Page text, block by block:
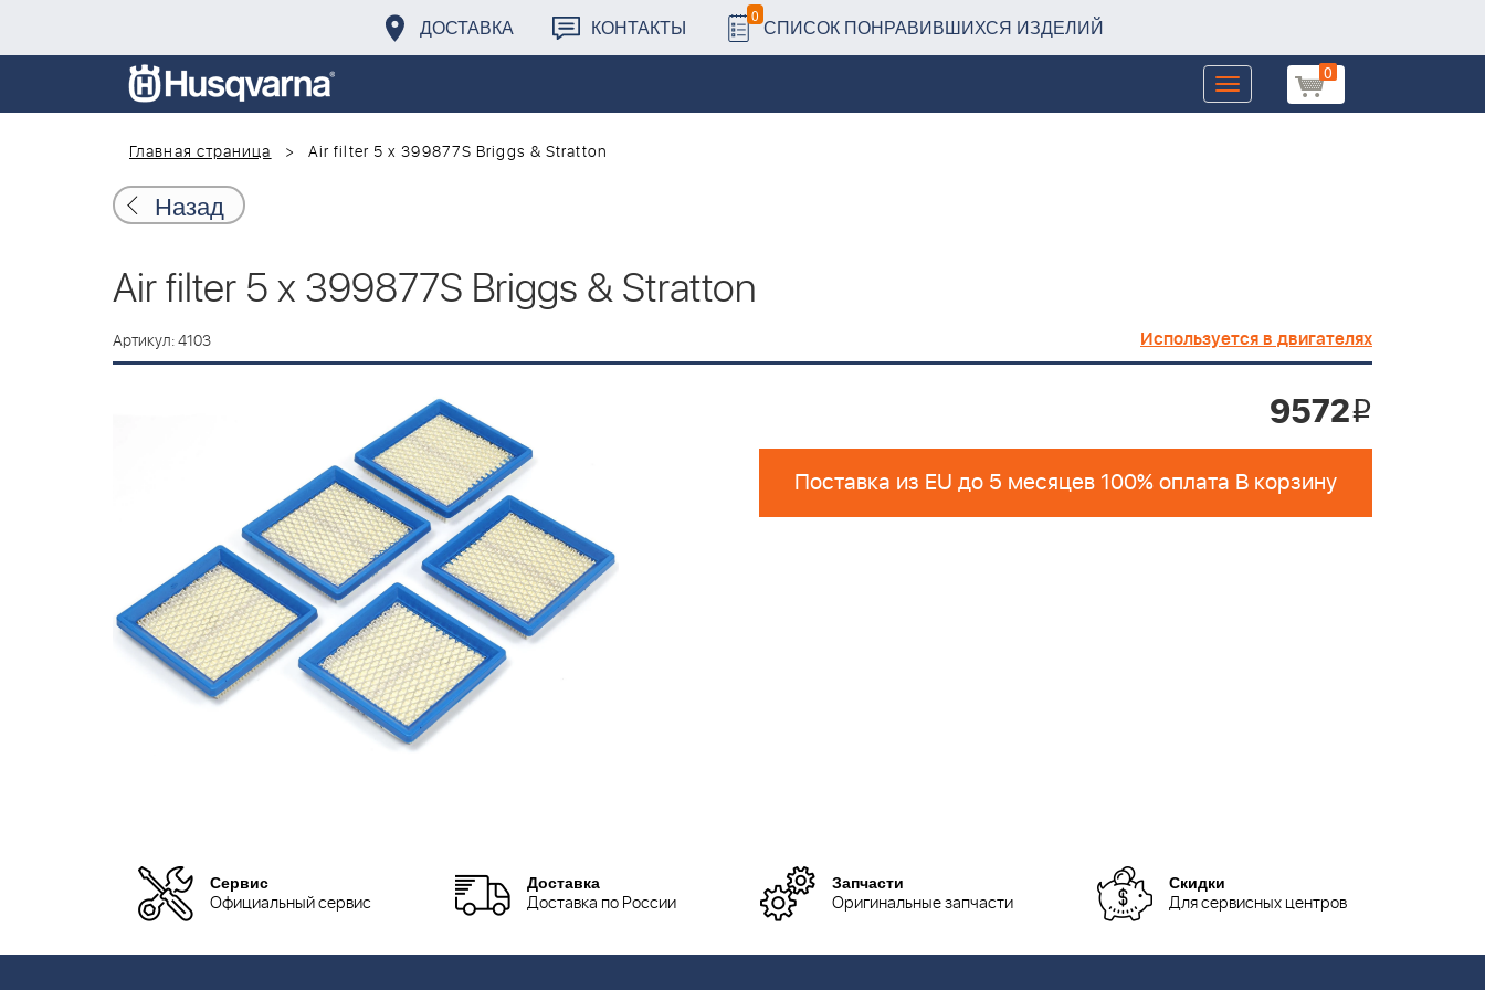
ДОСТАВКА КОНТАКТЫ 0 СПИСОК ПОНРАВИВШИХСЯ ИЗДЕЛИЙ
0
Toggle
navigation
Главная страница
Air filter 5 x 399877S Briggs & Stratton
Назад
Air filter 5 x 399877S Briggs & Stratton
Артикул: 4103 Используется в двигателях
9572i
Поставка из EU до 5 месяцев 100% оплата В корзину
Сервис
Официальный сервис
Доставка
Доставка по России
Запчасти
Оригинальные запчасти
Скидки
Для сервисных центров